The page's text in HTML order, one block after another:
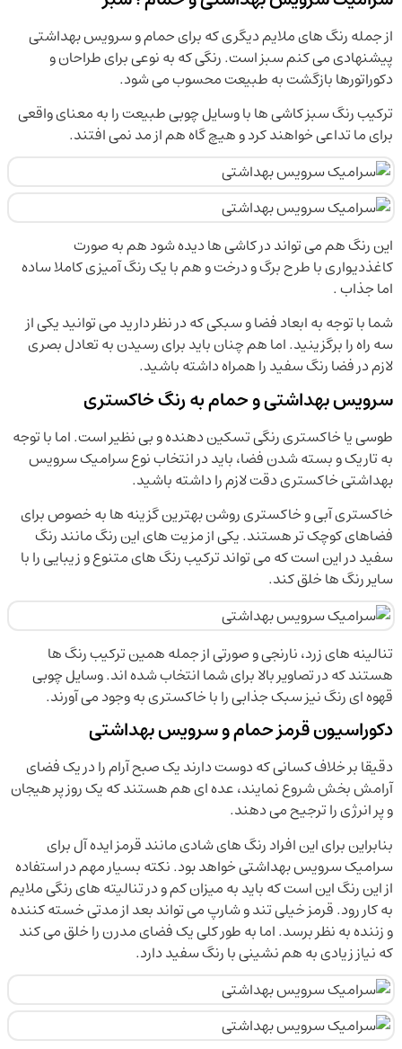
از جمله رنگ های ملایم دیگری که برای حمام و سرویس بهداشتی
پیشنهادی می کنم سبز است. رنگی که به نوعی برای طراحان و
دکوراتورها بازگشت به طبیعت محسوب می شود.
ترکیب رنگ سبز کاشی ها با وسایل چوبی طبیعت را به معنای واقعی
برای ما تداعی خواهند کرد و هیچ گاه هم از مد نمی افتند.
این رنگ هم می تواند در کاشی ها دیده شود هم به صورت
کاغذدیواری با طرح برگ و درخت و هم با یک رنگ آمیزی کاملا ساده
اما جذاب .
شما با توجه به ابعاد فضا و سبکی که در نظر دارید می توانید یکی از
سه راه را برگزینید. اما هم چنان باید برای رسیدن به تعادل بصری
لازم در فضا رنگ سفید را همراه داشته باشید.
سرویس بهداشتی و حمام به رنگ خاکستری
طوسی یا خاکستری رنگی تسکین دهنده و بی نظیر است. اما با توجه
به تاریک و بسته شدن فضا، باید در انتخاب نوع سرامیک سرویس
بهداشتی خاکستری دقت لازم را داشته باشید.
خاکستری آبی و خاکستری روشن بهترین گزینه ها به خصوص برای
فضاهای کوچک تر هستند. یکی از مزیت های این رنگ مانند رنگ
سفید در این است که می تواند ترکیب رنگ های متنوع و زیبایی را با
سایر رنگ ها خلق کند.
تنالینه های زرد، نارنجی و صورتی از جمله همین ترکیب رنگ ها
هستند که در تصاویر بالا برای شما انتخاب شده اند. وسایل چوبی
قهوه ای رنگ نیز سبک جذابی را با خاکستری به وجود می آورند.
دکوراسیون قرمز حمام و سرویس بهداشتی
دقیقا بر خلاف کسانی که دوست دارند یک صبح آرام را در یک فضای
آرامش بخش شروع نمایند، عده ای هم هستند که یک روز پر هیجان
و پر انرژی را ترجیح می دهند.
بنابراین برای این افراد رنگ های شادی مانند قرمز ایده آل برای
سرامیک سرویس بهداشتی خواهد بود. نکته بسیار مهم در استفاده
از این رنگ این است که باید به میزان کم و در تنالیته های رنگی ملایم
به کار رود. قرمز خیلی تند و شارپ می تواند بعد از مدتی خسته کننده
و زننده به نظر برسد. اما به طور کلی یک فضای مدرن را خلق می کند
که نیاز زیادی به هم نشینی با رنگ سفید دارد.